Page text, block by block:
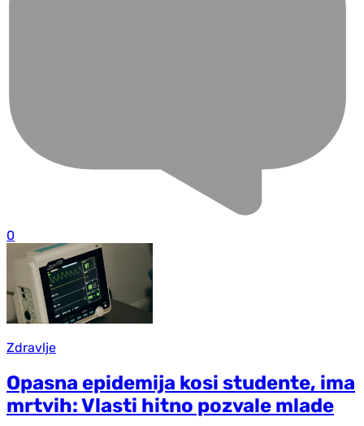
0
Zdravlje
Opasna epidemija kosi studente, ima
mrtvih: Vlasti hitno pozvale mlade